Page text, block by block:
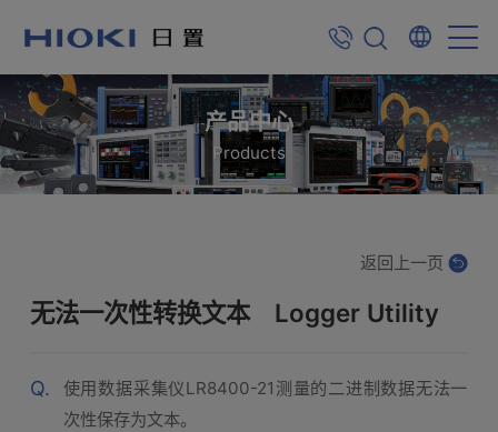
产品中心
Products
无法一次性转换文本 Logger Utility
返回上一页
Q.
使用数据采集仪LR8400-21测量的二进制数据无法一
次性保存为文本。